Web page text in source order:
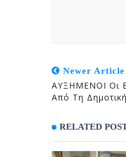
Newer Article
ΑΥΞΗΜΕΝΟΙ Οι
Από Τη
RELATED